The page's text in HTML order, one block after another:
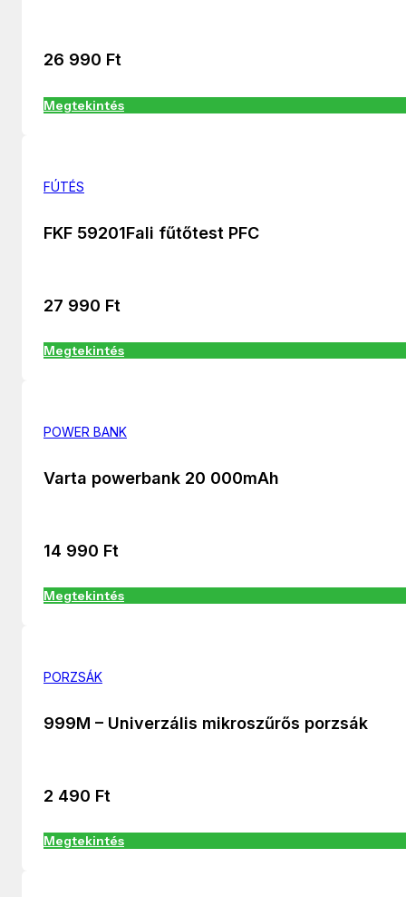
26 990 Ft
Megtekintés
FÚTÉS
FKF 59201Fali fűtőtest PFC
27 990 Ft
Megtekintés
POWER BANK
Varta powerbank 20 000mAh
14 990 Ft
Megtekintés
PORZSÁK
999M – Univerzális mikroszűrős porzsák
2 490 Ft
Megtekintés